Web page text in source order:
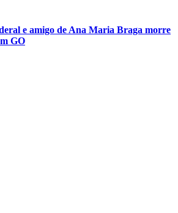
e amigo de Ana Maria Braga morre
GO